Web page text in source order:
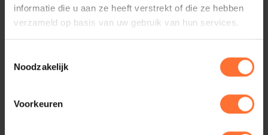
informatie die u aan ze heeft verstrekt of die ze hebben
verzameld op basis van uw gebruik van hun services.
Noodzakelijk
Voorkeuren
interesse in jouw bedrijf zorgen wij ervoor dat jouw online
content on point is, maar ook een onderdeel is waar je trots
bij jou past en in welke frequentie wij online content voor